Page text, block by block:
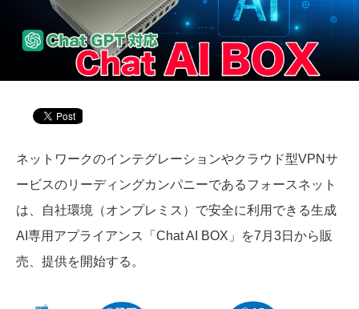
ネットワークのインテグレーションやクラウド型VPNサ
ービスのリーディングカンパニーであるフォースネット
は、自社環境（オンプレミス）で安全に利用できる生成
AI専用アプライアンス「Chat AI BOX」を7月3日から販
売、提供を開始する。